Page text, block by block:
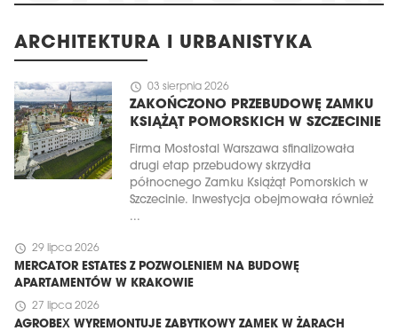
ARCHITEKTURA I URBANISTYKA
schedule 03 sierpnia 2026
ZAKOŃCZONO PRZEBUDOWĘ ZAMKU
KSIĄŻĄT POMORSKICH W SZCZECINIE
Firma Mostostal Warszawa sfinalizowała
drugi etap przebudowy skrzydła
północnego Zamku Książąt Pomorskich w
Szczecinie. Inwestycja obejmowała również
...
schedule 29 lipca 2026
MERCATOR ESTATES Z POZWOLENIEM NA BUDOWĘ
APARTAMENTÓW W KRAKOWIE
schedule 27 lipca 2026
AGROBEX WYREMONTUJE ZABYTKOWY ZAMEK W ŻARACH